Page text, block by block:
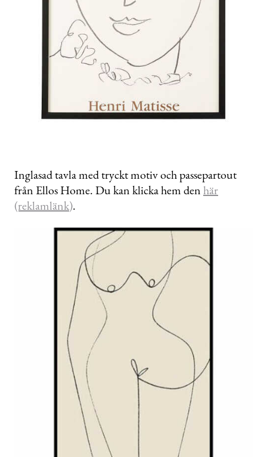
Inglasad tavla med tryckt motiv och passepartout
från Ellos Home. Du kan klicka hem denhär
(reklamlänk).